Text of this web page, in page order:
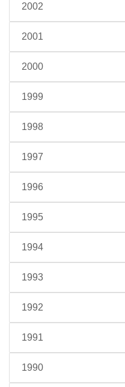
2002
2001
2000
1999
1998
1997
1996
1995
1994
1993
1992
1991
1990